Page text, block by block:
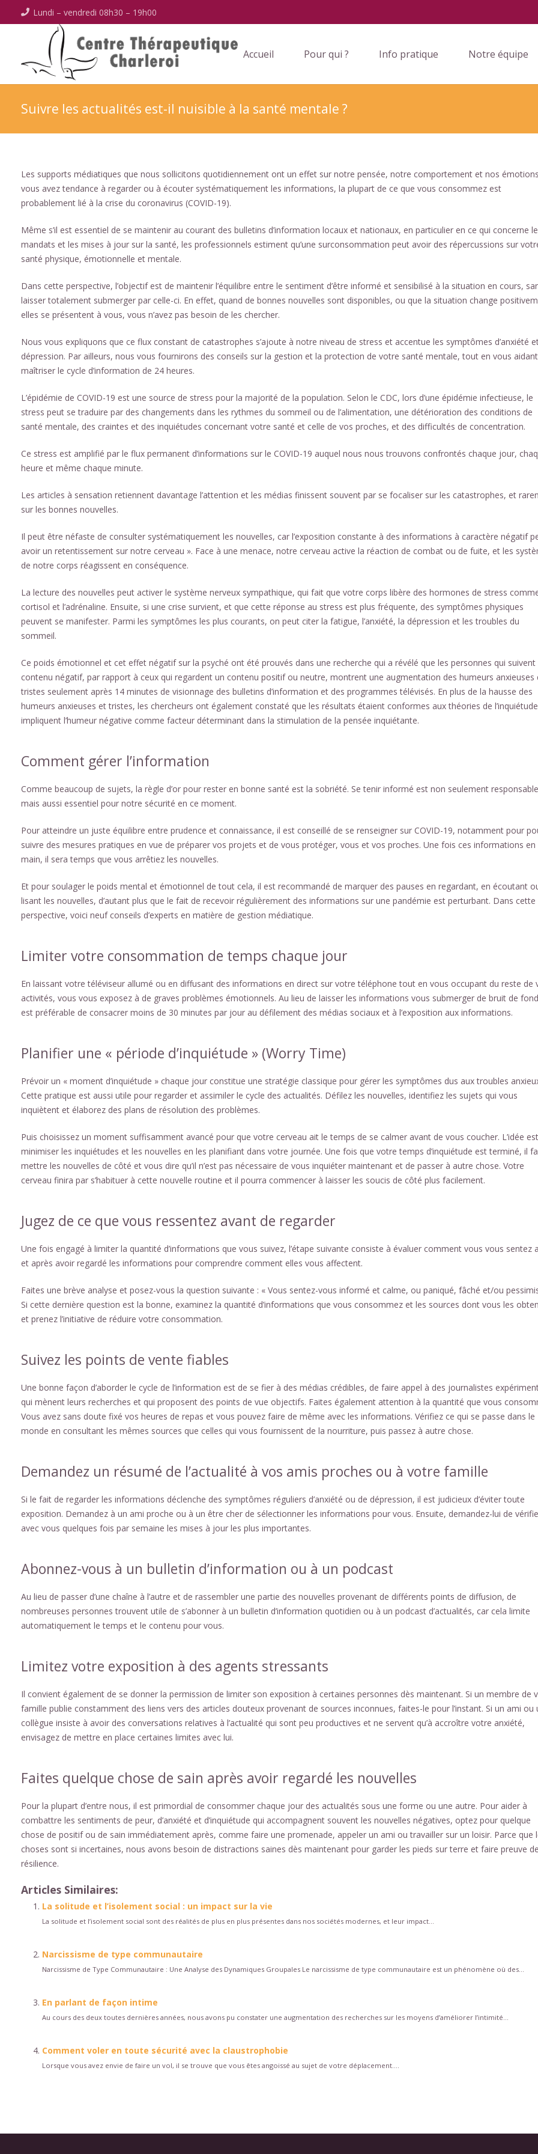
Lundi – vendredi 08h30 – 19h00
Accueil Pour qui ? Info pratique Notre équipe
Suivre les actualités est-il nuisible à la santé mentale ?
Les supports médiatiques que nous sollicitons quotidiennement ont un effet sur notre pensée, notre comportement et nos
vous avez tendance à regarder ou à écouter systématiquement les informations, la plupart de ce que vous consommez est
probablement lié à la crise du coronavirus (COVID-19).
Même s’il est essentiel de se maintenir au courant des bulletins d’information locaux et nationaux, en particulier en ce qui concerne
mandats et les mises à jour sur la santé, les professionnels estiment qu’une surconsommation peut avoir des répercussions sur
santé physique, émotionnelle et mentale.
Dans cette perspective, l’objectif est de maintenir l’équilibre entre le sentiment d’être informé et sensibilisé à la situation en cours,
laisser totalement submerger par celle-ci. En effet, quand de bonnes nouvelles sont disponibles, ou que la situation change
elles se présentent à vous, vous n’avez pas besoin de les chercher.
Nous vous expliquons que ce flux constant de catastrophes s’ajoute à notre niveau de stress et accentue les symptômes d’anxiété
dépression. Par ailleurs, nous vous fournirons des conseils sur la gestion et la protection de votre santé mentale, tout en vous
maîtriser le cycle d’information de 24 heures.
L’épidémie de COVID-19 est une source de stress pour la majorité de la population. Selon le CDC, lors d’une épidémie infectieuse, le
stress peut se traduire par des changements dans les rythmes du sommeil ou de l’alimentation, une détérioration des conditions de
santé mentale, des craintes et des inquiétudes concernant votre santé et celle de vos proches, et des difficultés de concentration.
Ce stress est amplifié par le flux permanent d’informations sur le COVID-19 auquel nous nous trouvons confrontés chaque jour,
heure et même chaque minute.
Les articles à sensation retiennent davantage l’attention et les médias finissent souvent par se focaliser sur les catastrophes, et
sur les bonnes nouvelles.
Il peut être néfaste de consulter systématiquement les nouvelles, car l’exposition constante à des informations à caractère négatif
avoir un retentissement sur notre cerveau ». Face à une menace, notre cerveau active la réaction de combat ou de fuite, et les
de notre corps réagissent en conséquence.
La lecture des nouvelles peut activer le système nerveux sympathique, qui fait que votre corps libère des hormones de stress
cortisol et l’adrénaline. Ensuite, si une crise survient, et que cette réponse au stress est plus fréquente, des symptômes physiques
peuvent se manifester. Parmi les symptômes les plus courants, on peut citer la fatigue, l’anxiété, la dépression et les troubles du
sommeil.
Ce poids émotionnel et cet effet négatif sur la psyché ont été prouvés dans une recherche qui a révélé que les personnes qui suivent
contenu négatif, par rapport à ceux qui regardent un contenu positif ou neutre, montrent une augmentation des humeurs anxieuses
tristes seulement après 14 minutes de visionnage des bulletins d’information et des programmes télévisés. En plus de la hausse des
humeurs anxieuses et tristes, les chercheurs ont également constaté que les résultats étaient conformes aux théories de
impliquent l’humeur négative comme facteur déterminant dans la stimulation de la pensée inquiétante.
Comment gérer l’information
Comme beaucoup de sujets, la règle d’or pour rester en bonne santé est la sobriété. Se tenir informé est non seulement
mais aussi essentiel pour notre sécurité en ce moment.
Pour atteindre un juste équilibre entre prudence et connaissance, il est conseillé de se renseigner sur COVID-19, notamment pour
suivre des mesures pratiques en vue de préparer vos projets et de vous protéger, vous et vos proches. Une fois ces informations en
main, il sera temps que vous arrêtiez les nouvelles.
Et pour soulager le poids mental et émotionnel de tout cela, il est recommandé de marquer des pauses en regardant, en écoutant
lisant les nouvelles, d’autant plus que le fait de recevoir régulièrement des informations sur une pandémie est perturbant. Dans cette
perspective, voici neuf conseils d’experts en matière de gestion médiatique.
Limiter votre consommation de temps chaque jour
En laissant votre téléviseur allumé ou en diffusant des informations en direct sur votre téléphone tout en vous occupant du reste de
activités, vous vous exposez à de graves problèmes émotionnels. Au lieu de laisser les informations vous submerger de bruit de
est préférable de consacrer moins de 30 minutes par jour au défilement des médias sociaux et à l’exposition aux informations.
Planifier une « période d’inquiétude » (Worry Time)
Prévoir un « moment d’inquiétude » chaque jour constitue une stratégie classique pour gérer les symptômes dus aux troubles
Cette pratique est aussi utile pour regarder et assimiler le cycle des actualités. Défilez les nouvelles, identifiez les sujets qui vous
inquiètent et élaborez des plans de résolution des problèmes.
Puis choisissez un moment suffisamment avancé pour que votre cerveau ait le temps de se calmer avant de vous coucher. L’idée
minimiser les inquiétudes et les nouvelles en les planifiant dans votre journée. Une fois que votre temps d’inquiétude est terminé, il
mettre les nouvelles de côté et vous dire qu’il n’est pas nécessaire de vous inquiéter maintenant et de passer à autre chose. Votre
cerveau finira par s’habituer à cette nouvelle routine et il pourra commencer à laisser les soucis de côté plus facilement.
Jugez de ce que vous ressentez avant de regarder
Une fois engagé à limiter la quantité d’informations que vous suivez, l’étape suivante consiste à évaluer comment vous vous sentez
et après avoir regardé les informations pour comprendre comment elles vous affectent.
Faites une brève analyse et posez-vous la question suivante : « Vous sentez-vous informé et calme, ou paniqué, fâché et/ou
Si cette dernière question est la bonne, examinez la quantité d’informations que vous consommez et les sources dont vous les
et prenez l’initiative de réduire votre consommation.
Suivez les points de vente fiables
Une bonne façon d’aborder le cycle de l’information est de se fier à des médias crédibles, de faire appel à des journalistes
qui mènent leurs recherches et qui proposent des points de vue objectifs. Faites également attention à la quantité que vous
Vous avez sans doute fixé vos heures de repas et vous pouvez faire de même avec les informations. Vérifiez ce qui se passe dans le
monde en consultant les mêmes sources que celles qui vous fournissent de la nourriture, puis passez à autre chose.
Demandez un résumé de l’actualité à vos amis proches ou à votre famille
Si le fait de regarder les informations déclenche des symptômes réguliers d’anxiété ou de dépression, il est judicieux d’éviter toute
exposition. Demandez à un ami proche ou à un être cher de sélectionner les informations pour vous. Ensuite, demandez-lui de
avec vous quelques fois par semaine les mises à jour les plus importantes.
Abonnez-vous à un bulletin d’information ou à un podcast
Au lieu de passer d’une chaîne à l’autre et de rassembler une partie des nouvelles provenant de différents points de diffusion, de
nombreuses personnes trouvent utile de s’abonner à un bulletin d’information quotidien ou à un podcast d’actualités, car cela limite
automatiquement le temps et le contenu pour vous.
Limitez votre exposition à des agents stressants
Il convient également de se donner la permission de limiter son exposition à certaines personnes dès maintenant. Si un membre de
famille publie constamment des liens vers des articles douteux provenant de sources inconnues, faites-le pour l’instant. Si un ami ou
collègue insiste à avoir des conversations relatives à l’actualité qui sont peu productives et ne servent qu’à accroître votre anxiété,
envisagez de mettre en place certaines limites avec lui.
Faites quelque chose de sain après avoir regardé les nouvelles
Pour la plupart d’entre nous, il est primordial de consommer chaque jour des actualités sous une forme ou une autre. Pour aider à
combattre les sentiments de peur, d’anxiété et d’inquiétude qui accompagnent souvent les nouvelles négatives, optez pour quelque
chose de positif ou de sain immédiatement après, comme faire une promenade, appeler un ami ou travailler sur un loisir. Parce que
choses sont si incertaines, nous avons besoin de distractions saines dès maintenant pour garder les pieds sur terre et faire preuve de
résilience.
Articles Similaires:
La solitude et l’isolement social : un impact sur la vie
La solitude et l’isolement social sont des réalités de plus en plus présentes dans nos sociétés modernes, et leur impact...
Narcissisme de type communautaire
Narcissisme de Type Communautaire : Une Analyse des Dynamiques Groupales Le narcissisme de type communautaire est un phénomène où des...
En parlant de façon intime
Au cours des deux toutes dernières années, nous avons pu constater une augmentation des recherches sur les moyens d’améliorer l’intimité...
Comment voler en toute sécurité avec la claustrophobie
Lorsque vous avez envie de faire un vol, il se trouve que vous êtes angoissé au sujet de votre déplacement....